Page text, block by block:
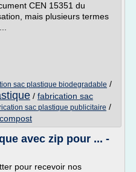
CEN 15351 du
mais plusieurs termes
sac plastique biodegradable /
/ fabrication sac
sac plastique publicitaire /
avec zip pour ... -
pour recevoir nos